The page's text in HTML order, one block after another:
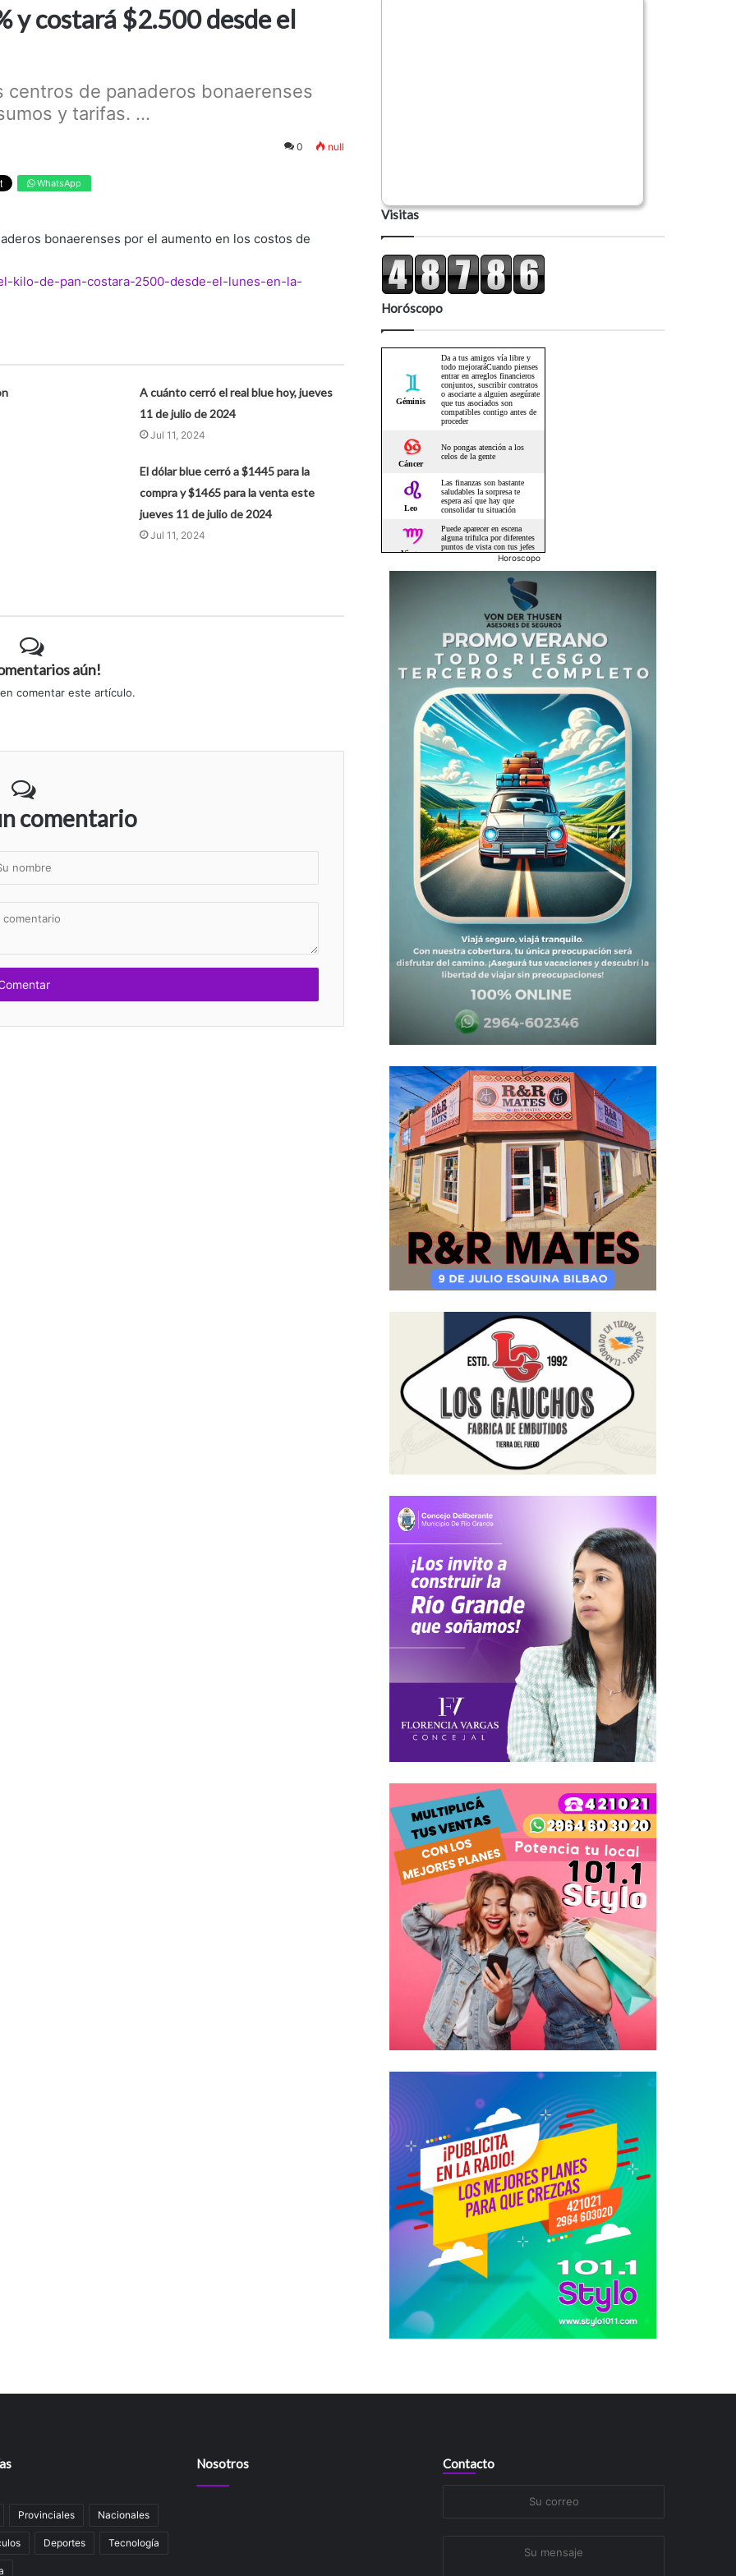
y costará $2.500 desde el
de panaderos bonaerenses
y tarifas. ...
0 null
WhatsApp
bonaerenses por el aumento en los costos de
kilo-de-pan-costara-2500-desde-el-lunes-en-la-
A cuánto cerró el real blue hoy, jueves
11 de julio de 2024
Jul 11, 2024
El dólar blue cerró a $1445 para la
compra y $1465 para la venta este
jueves 11 de julio de 2024
Jul 11, 2024
aún!
comentar este artículo.
comentario
Visitas
Horóscopo
Horoscopo
Provinciales Nacionales
Deportes Tecnología
Nosotros Contacto